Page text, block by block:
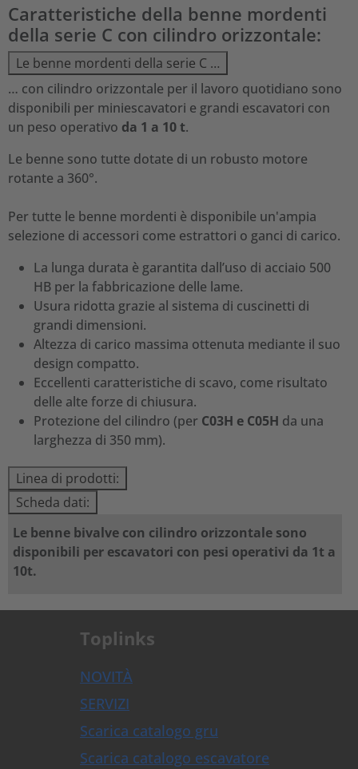
Caratteristiche della benne mordenti
della serie C con cilindro orizzontale:
Le benne mordenti della serie C …
… con cilindro orizzontale per il lavoro quotidiano sono
disponibili per miniescavatori e grandi escavatori con
un peso operativo da 1 a 10 t.
Le benne sono tutte dotate di un robusto motore
rotante a 360°.
Per tutte le benne mordenti è disponibile un'ampia
selezione di accessori come estrattori o ganci di carico.
La lunga durata è garantita dall’uso di acciaio 500
HB per la fabbricazione delle lame.
Usura ridotta grazie al sistema di cuscinetti di
grandi dimensioni.
Altezza di carico massima ottenuta mediante il suo
design compatto.
Eccellenti caratteristiche di scavo, come risultato
delle alte forze di chiusura.
Protezione del cilindro (per C03H e C05H da una
larghezza di 350 mm).
Linea di prodotti:
Scheda dati:
Le benne bivalve con cilindro orizzontale sono
disponibili per escavatori con pesi operativi da 1t a
10t.
Toplinks
NOVITÀ
SERVIZI
Scarica catalogo gru
Scarica catalogo escavatore